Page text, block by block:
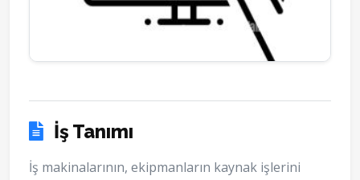
İş Tanımı
İş makinalarının, ekipmanların kaynak işlerini